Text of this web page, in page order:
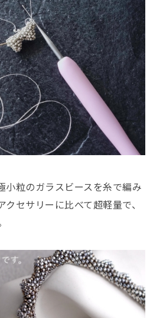
小粒のガラスビースを糸で編み
セサリーに比べて超軽量で、